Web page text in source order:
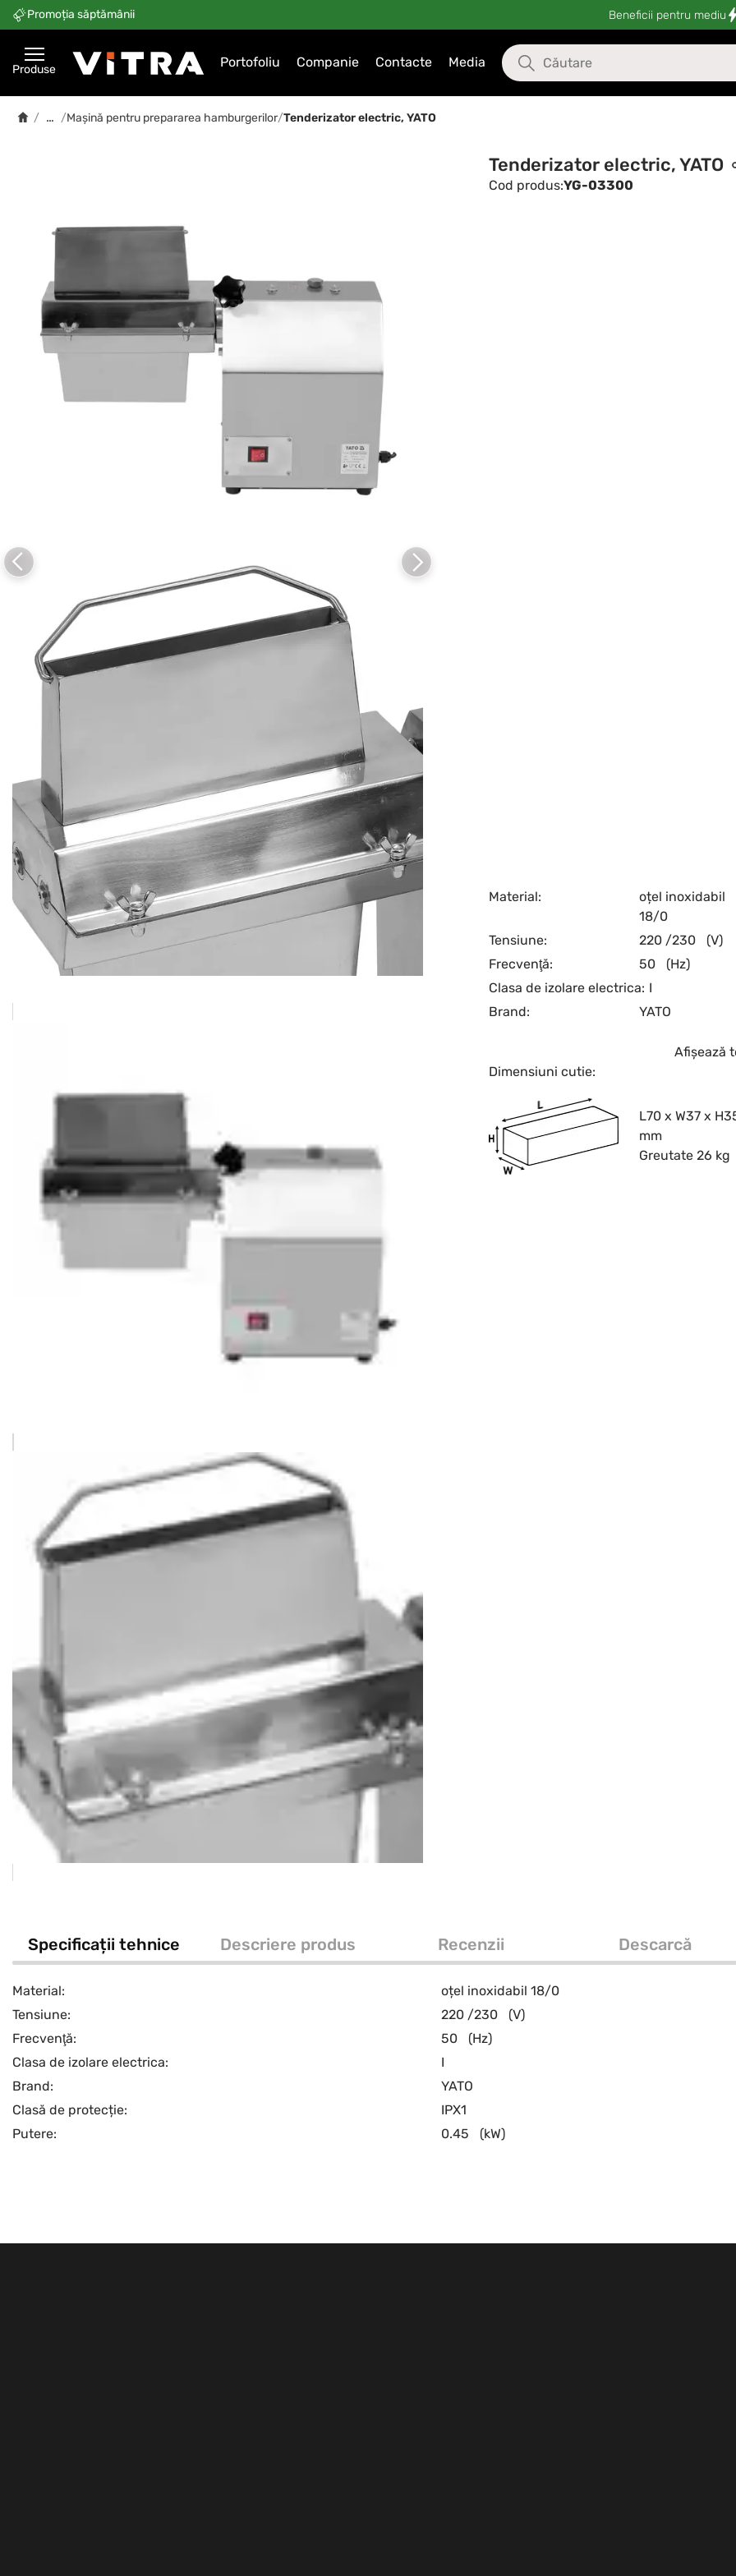
Promoția săptămânii Beneficii pentru mediu
Produse Portofoliu Companie Contacte Media
/ … /Mașină pentru prepararea hamburgerilor/Tenderizator electric, YATO
Tenderizator electric, YATO
Cod produs:YG-03300
Material:
oțel inoxidabil
18/0
Tensiune:
220 /230
(V)
Frecvenţă:
50
(Hz)
Clasa de izolare electrica: I
Brand:
YATO
Afișează
Dimensiuni cutie:
L70 x W37 x
mm
Greutate 26 kg
Specificații tehnice Descriere produs Recenzii Descarcă
Material:
oțel inoxidabil 18/0
Tensiune:
220 /230
(V)
Frecvenţă:
50
(Hz)
Clasa de izolare electrica:
I
Brand:
YATO
Clasă de protecție:
IPX1
Putere:
0.45 (kW)